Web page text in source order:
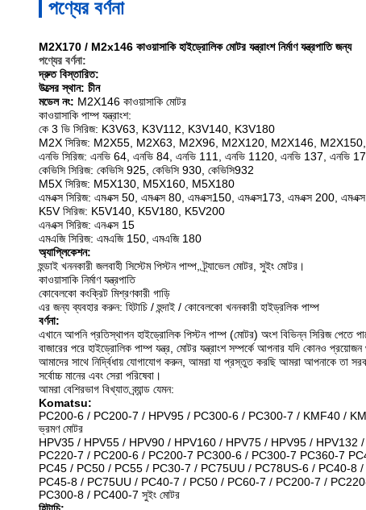
পণ্যের বর্ণনা
M2X170 / M2x146 কাওয়াসাকি হাইড্রোলিক মোটর যন্ত্রাংশ নির্মাণ যন্ত্রপাতি জন্য
পণ্যের বর্ণনা:
দ্রুত বিস্তারিত:
উত্সের স্থান: চীন
মডেল নং: M2X146 কাওয়াসাকি মোটর
কাওয়াসাকি পাম্প যন্ত্রাংশ:
কে 3 ভি সিরিজ: K3V63, K3V112, K3V140, K3V180
M2X সিরিজ: M2X55, M2X63, M2X96, M2X120, M2X146,
এনভি সিরিজ: এনভি 64, এনভি 84, এনভি 111, এনভি 1120, এনভি 137, এনভি
কেভিসি সিরিজ: কেভিসি 925, কেভিসি 930, কেভিসি932
M5X সিরিজ: M5X130, M5X160, M5X180
এমএক্স সিরিজ: এমএক্স 50, এমএক্স 80, এমএক্স150, এমএক্স173, এমএক্স 200,
K5V সিরিজ: K5V140, K5V180, K5V200
এনএক্স সিরিজ: এনএক্স 15
এমএজি সিরিজ: এমএজি 150, এমএজি 180
অ্যাপ্লিকেশন:
হুন্ডাই খননকারী জলবাহী সিস্টেম পিস্টন পাম্প, ট্র্যাভেল মোটর, সুইং মোটর।
কাওয়াসাকি নির্মাণ যন্ত্রপাতি
কোবেলকো কংক্রিট মিশ্রণকারী গাড়ি
এর জন্য ব্যবহার করুন: হিটাচি / হুন্দাই / কোবেলকো খননকারী হাইড্রলিক পাম্প
বর্ণনা:
এখানে আপনি প্রতিস্থাপন হাইড্রোলিক পিস্টন পাম্প (মোটর) অংশ বিভিন্ন সিরিজ পেতে
বাজারের পরে হাইড্রোলিক পাম্প যন্ত্র, মোটর যন্ত্রাংশ সম্পর্কে আপনার যদি কোনও প্রয়োজন
আমাদের সাথে নির্দ্বিধায় যোগাযোগ করুন, আমরা যা প্রস্তুত করছি আমরা আপনাকে তা
সর্বোচ্চ মানের এবং সেরা পরিষেবা।
আমরা বেশিরভাগ বিখ্যাত ব্র্যান্ড যেমন:
Komatsu:
PC200-6 / PC200-7 / HPV95 / PC300-6 / PC300-7 / KMF40 /
ভ্রমণ মোটর
HPV35 / HPV55 / HPV90 / HPV160 / HPV75 / HPV95 /
PC220-7 / PC200-6 / PC200-7 PC300-6 / PC300-7 PC360-7
PC45 / PC50 / PC55 / PC30-7 / PC75UU / PC78US-6 / PC40-8 /
PC45-8 / PC75UU / PC40-7 / PC50 / PC60-7 / PC200-7 /
PC300-8 / PC400-7 সুইং মোটর